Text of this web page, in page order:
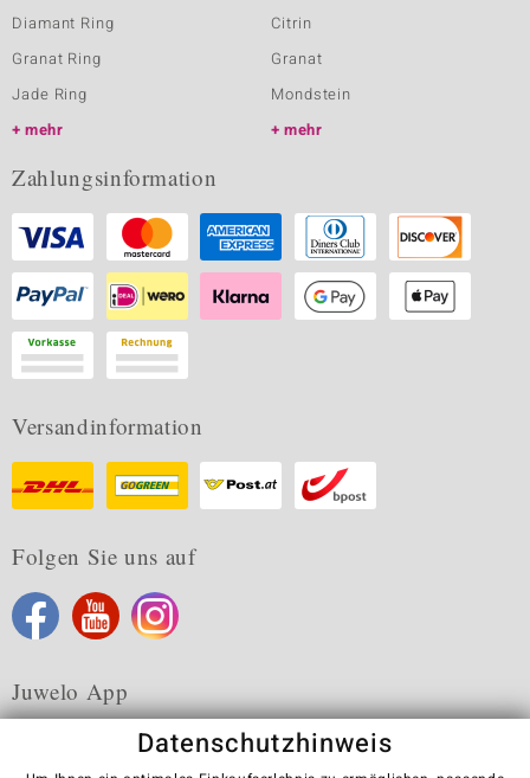
Diamant Ring
Granat Ring
Jade Ring
mehr
Citrin
Granat
Mondstein
mehr
Zahlungsinformation
Versandinformation
Folgen Sie uns auf
Juwelo App
Datenschutzhinweis